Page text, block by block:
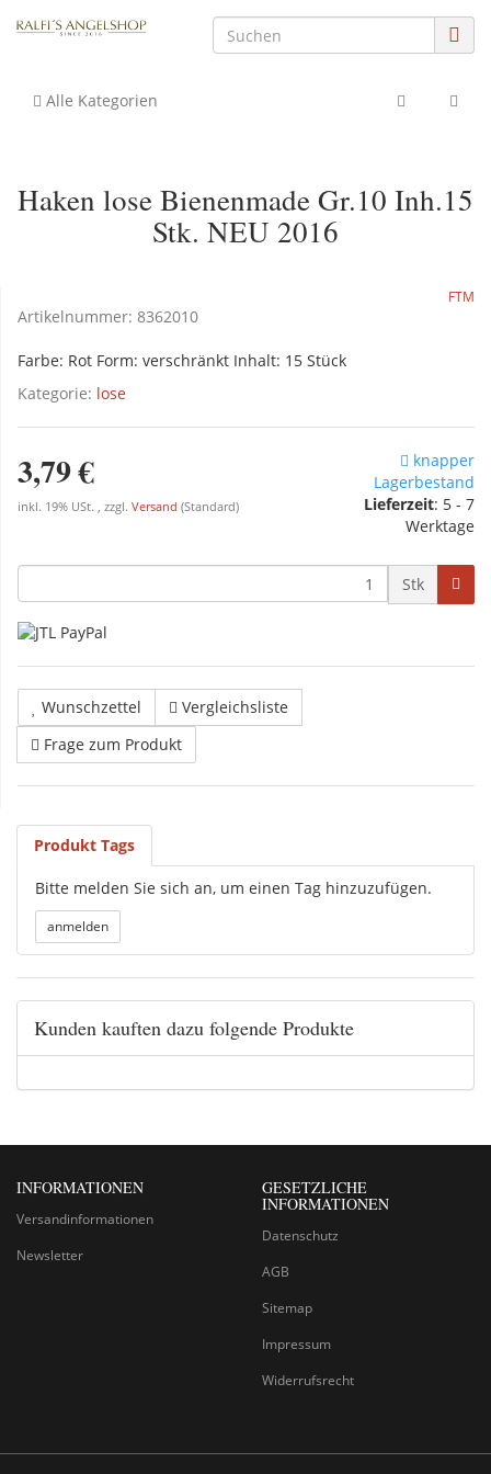
Alle Kategorien
Haken lose Bienenmade Gr.10 Inh.15
Stk. NEU 2016
FTM
Artikelnummer: 8362010
Farbe: Rot Form: verschränkt Inhalt: 15 Stück
Kategorie: lose
3,79 €
inkl. 19% USt. , zzgl. Versand (Standard)
knapper
Lagerbestand
Lieferzeit: 5 - 7
Werktage
Stk
Wunschzettel
Vergleichsliste
Frage zum Produkt
Produkt Tags
Bitte melden Sie sich an, um einen Tag hinzuzufügen.
Kunden kauften dazu folgende Produkte
INFORMATIONEN
Versandinformationen
Newsletter
GESETZLICHE
INFORMATIONEN
Datenschutz
AGB
Sitemap
Impressum
Widerrufsrecht